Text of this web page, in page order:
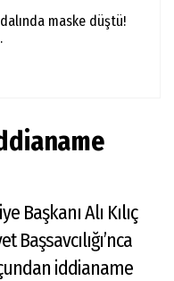
maske düştü!
Başkanı Alı Kılıç
iddianame